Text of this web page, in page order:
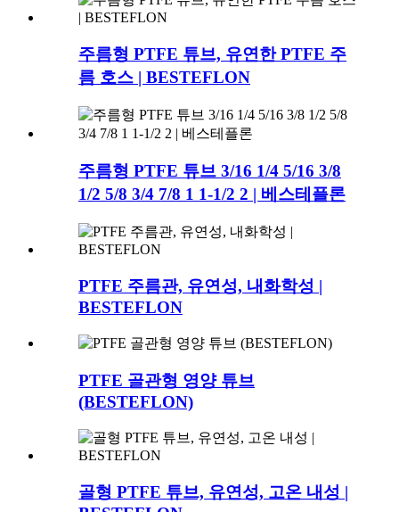
주름형 PTFE 튜브, 유연한 PTFE 주
름 호스 | BESTEFLON
주름형 PTFE 튜브 3/16 1/4 5/16 3/8
1/2 5/8 3/4 7/8 1 1-1/2 2 | 베스테플론
PTFE 주름관, 유연성, 내화학성 |
BESTEFLON
PTFE 골관형 영양 튜브
(BESTEFLON)
골형 PTFE 튜브, 유연성, 고온 내성 |